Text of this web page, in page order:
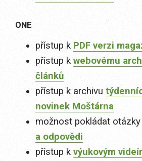
ONE
přístup k PDF verzi
přístup k webovému
článků
přístup k archivu
novinek Moštárna
možnost pokládat
a odpovědi
přístup k výukovým